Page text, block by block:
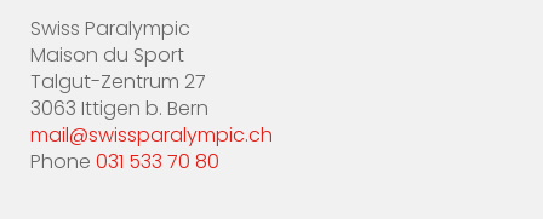
Swiss Paralympic
Maison du Sport
Talgut-Zentrum 27
3063 Ittigen b. Bern
mail@swissparalympic.ch
Phone 031 533 70 80